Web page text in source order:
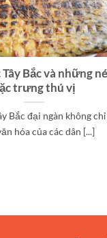
Bắc và những
trưng thú vị
Bắc đại ngàn không
hóa của các dân [...]